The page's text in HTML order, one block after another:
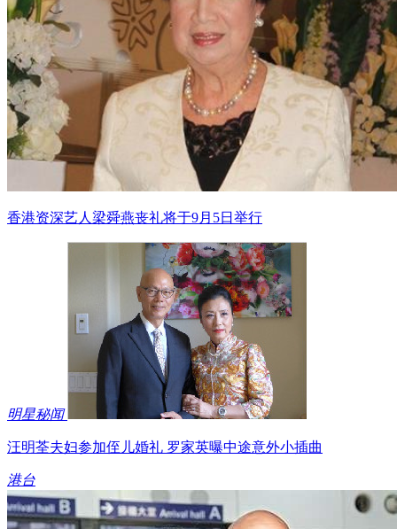
香港资深艺人梁舜燕丧礼将于9月5日举行
明星秘闻
汪明荃夫妇参加侄儿婚礼 罗家英曝中途意外小插曲
港台